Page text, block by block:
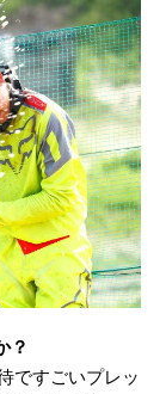
？
ですごいプレッ